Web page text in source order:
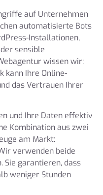
auf Unternehmen
automatisierte Bots
Installationen,
sensible
wissen wir:
kann Ihre Online-
das Vertrauen Ihrer
und Ihre Daten effektiv
Kombination aus zwei
am Markt:
verwenden beide
Sie garantieren, dass
weniger Stunden